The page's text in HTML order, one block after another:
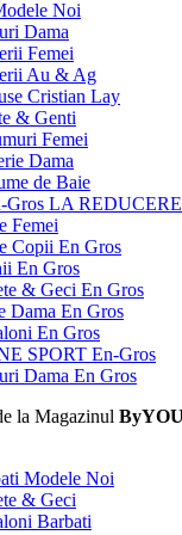
Noi
Dama
Femei
Au & Ag
Cristian Lay
& Genti
Femei
Dama
de Baie
Gros LA REDUCERE
Femei
Copii En Gros
En Gros
& Geci En Gros
Dama En Gros
En Gros
SPORT En-Gros
Dama En Gros
la Magazinul ByYOU
Modele Noi
& Geci
Barbati